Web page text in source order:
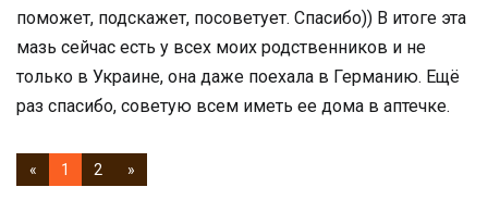
поможет, подскажет, посоветует. Спасибо)) В итоге эта
мазь сейчас есть у всех моих родственников и не
только в Украине, она даже поехала в Германию. Ещё
раз спасибо, советую всем иметь ее дома в аптечке.
« 1 2 »